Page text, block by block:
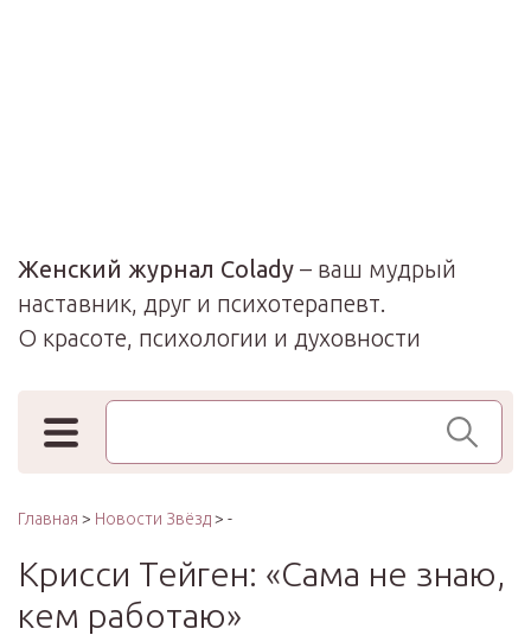
Женский журнал Colady – ваш мудрый
наставник, друг и психотерапевт.
О красоте, психологии и духовности
Поиск по сайту
Главная > Новости Звёзд> -
Крисси Тейген: «Сама не знаю,
кем работаю»